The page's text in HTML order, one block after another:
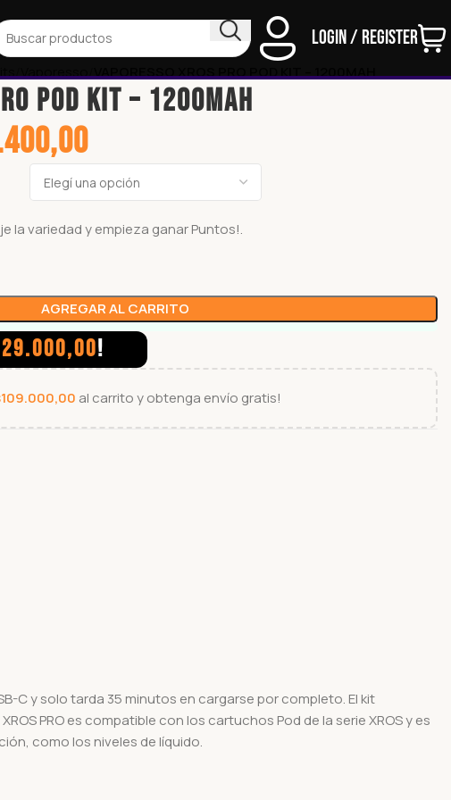
Login / Register
Vaporesso VAPORESSO XROS PRO POD KIT – 1200MAH
POD KIT – 1200MAH
la variedad y empieza ganarPuntos!.
AGREGAR AL CARRITO
29.000,00!
109.000,00 al carrito y obtenga envío gratis!
C y solo tarda 35 minutos en cargarse por completo. El kit
PRO es compatible con los cartuchos Pod de la serie XROS y es
como los niveles de líquido.